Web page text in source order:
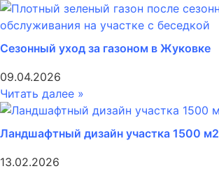
Сезонный уход за газоном в Жуковке
09.04.2026
Читать далее »
Ландшафтный дизайн участка 1500 м2
13.02.2026